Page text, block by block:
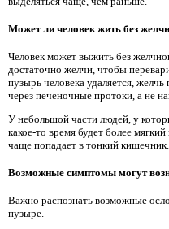
Может ли человек жить без
Человек может выжить без
достаточно желчи, чтобы
пузырь человека удаляется,
через печеночные протоки, а не
У небольшой части людей, у
какое-то время будет более
чаще попадает в тонкий кишечник.
Возможные симптомы могут
Важно распознать возможные
пузыре.